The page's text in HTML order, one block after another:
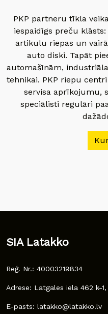
PKP partneru tīkla
iespaidīgs preču
artikulu riepas un
auto diski. Tapāt
automašīnām,
tehnikai. PKP riepu
servisa aprīkojumu,
speciālisti regulāri
SIA Latakko
Reģ. Nr.: 40003219834
Adrese: Latgales iela 462 k-1,
E-pasts: latakko@latakko.lv